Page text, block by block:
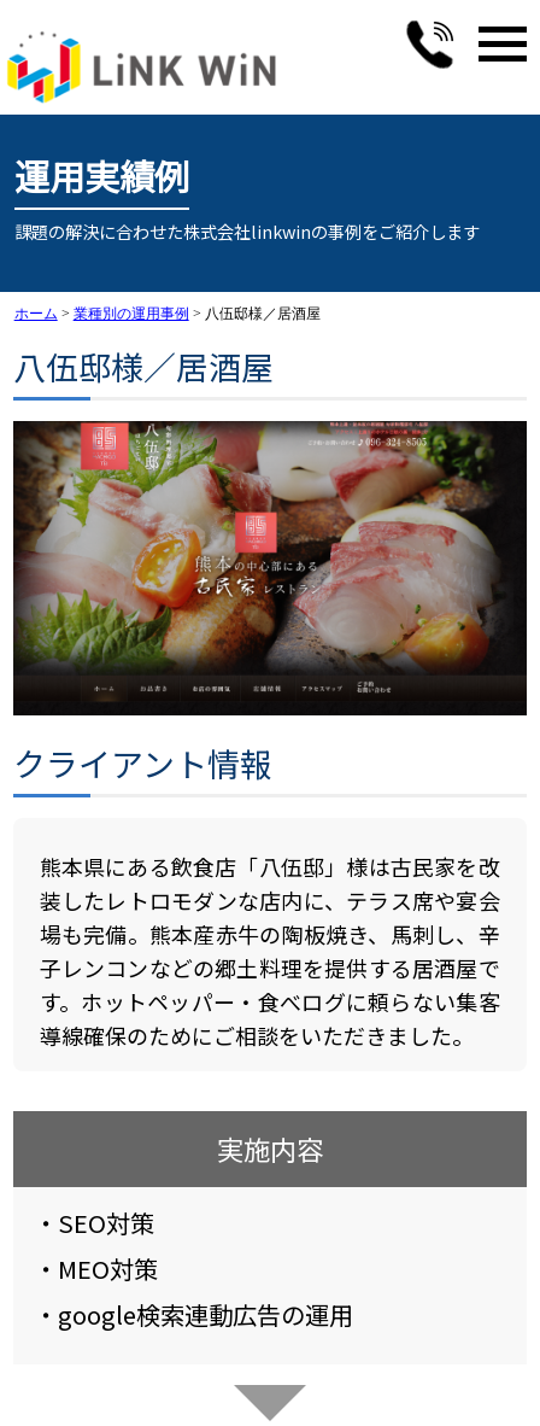
運用実績例
課題の解決に合わせた株式会社linkwinの事例をご紹介します
ホーム > 業種別の運用事例 > 八伍邸様／居酒屋
八伍邸様／居酒屋
クライアント情報
熊本県にある飲食店「八伍邸」様は古民家を改
装したレトロモダンな店内に、テラス席や宴会
場も完備。熊本産赤牛の陶板焼き、馬刺し、辛
子レンコンなどの郷土料理を提供する居酒屋で
す。ホットペッパー・食べログに頼らない集客
導線確保のためにご相談をいただきました。
実施内容
・SEO対策
・MEO対策
・google検索連動広告の運用